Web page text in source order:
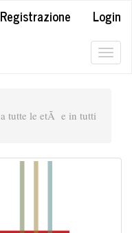
Registrazione
Login
tutte le etÃ e in tutti